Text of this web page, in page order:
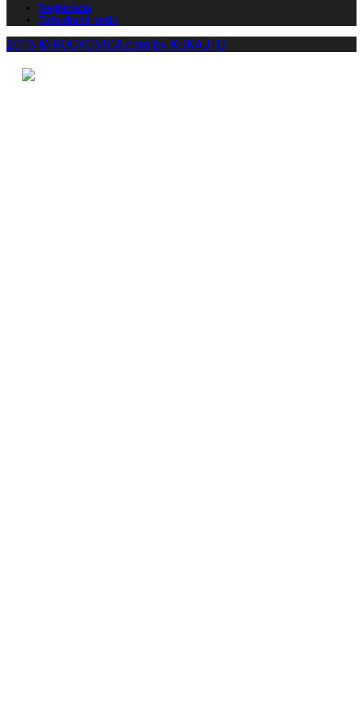
Registrácia
Zabudnuté heslo
2016 © ROCKOVICA.com by KUKAJTU